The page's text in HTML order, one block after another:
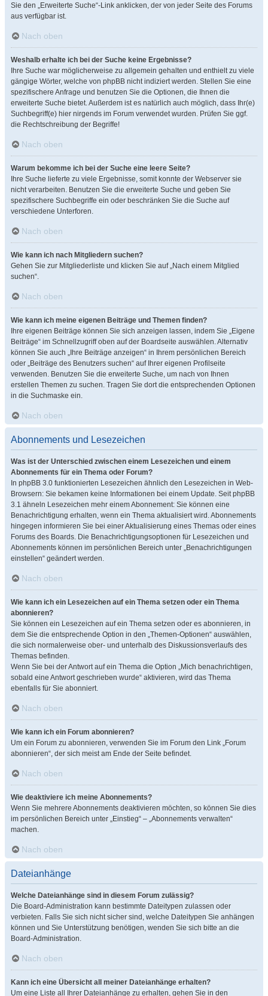
Sie den „Erweiterte Suche“-Link anklicken, der von jeder Seite des Forums
aus verfügbar ist.
Nach oben
Weshalb erhalte ich bei der Suche keine Ergebnisse?
Ihre Suche war möglicherweise zu allgemein gehalten und enthielt zu viele
gängige Wörter, welche von phpBB nicht indiziert werden. Stellen Sie eine
spezifischere Anfrage und benutzen Sie die Optionen, die Ihnen die
erweiterte Suche bietet. Außerdem ist es natürlich auch möglich, dass Ihr(e)
Suchbegriff(e) hier nirgends im Forum verwendet wurden. Prüfen Sie ggf.
die Rechtschreibung der Begriffe!
Nach oben
Warum bekomme ich bei der Suche eine leere Seite?
Ihre Suche lieferte zu viele Ergebnisse, somit konnte der Webserver sie
nicht verarbeiten. Benutzen Sie die erweiterte Suche und geben Sie
spezifischere Suchbegriffe ein oder beschränken Sie die Suche auf
verschiedene Unterforen.
Nach oben
Wie kann ich nach Mitgliedern suchen?
Gehen Sie zur Mitgliederliste und klicken Sie auf „Nach einem Mitglied
suchen“.
Nach oben
Wie kann ich meine eigenen Beiträge und Themen finden?
Ihre eigenen Beiträge können Sie sich anzeigen lassen, indem Sie „Eigene
Beiträge“ im Schnellzugriff oben auf der Boardseite auswählen. Alternativ
können Sie auch „Ihre Beiträge anzeigen“ in Ihrem persönlichen Bereich
oder „Beiträge des Benutzers suchen“ auf Ihrer eigenen Profilseite
verwenden. Benutzen Sie die erweiterte Suche, um nach von Ihnen
erstellen Themen zu suchen. Tragen Sie dort die entsprechenden Optionen
in die Suchmaske ein.
Nach oben
Abonnements und Lesezeichen
Was ist der Unterschied zwischen einem Lesezeichen und einem
Abonnements für ein Thema oder Forum?
In phpBB 3.0 funktionierten Lesezeichen ähnlich den Lesezeichen in Web-
Browsern: Sie bekamen keine Informationen bei einem Update. Seit phpBB
3.1 ähneln Lesezeichen mehr einem Abonnement: Sie können eine
Benachrichtigung erhalten, wenn ein Thema aktualisiert wird. Abonnements
hingegen informieren Sie bei einer Aktualisierung eines Themas oder eines
Forums des Boards. Die Benachrichtigungsoptionen für Lesezeichen und
Abonnements können im persönlichen Bereich unter „Benachrichtigungen
einstellen“ geändert werden.
Nach oben
Wie kann ich ein Lesezeichen auf ein Thema setzen oder ein Thema
abonnieren?
Sie können ein Lesezeichen auf ein Thema setzen oder es abonnieren, in
dem Sie die entsprechende Option in den „Themen-Optionen“ auswählen,
die sich normalerweise ober- und unterhalb des Diskussionsverlaufs des
Themas befinden.
Wenn Sie bei der Antwort auf ein Thema die Option „Mich benachrichtigen,
sobald eine Antwort geschrieben wurde“ aktivieren, wird das Thema
ebenfalls für Sie abonniert.
Nach oben
Wie kann ich ein Forum abonnieren?
Um ein Forum zu abonnieren, verwenden Sie im Forum den Link „Forum
abonnieren“, der sich meist am Ende der Seite befindet.
Nach oben
Wie deaktiviere ich meine Abonnements?
Wenn Sie mehrere Abonnements deaktivieren möchten, so können Sie dies
im persönlichen Bereich unter „Einstieg“ – „Abonnements verwalten“
machen.
Nach oben
Dateianhänge
Welche Dateianhänge sind in diesem Forum zulässig?
Die Board-Administration kann bestimmte Dateitypen zulassen oder
verbieten. Falls Sie sich nicht sicher sind, welche Dateitypen Sie anhängen
können und Sie Unterstützung benötigen, wenden Sie sich bitte an die
Board-Administration.
Nach oben
Kann ich eine Übersicht all meiner Dateianhänge erhalten?
Um eine Liste all Ihrer Dateianhänge zu erhalten, gehen Sie in den